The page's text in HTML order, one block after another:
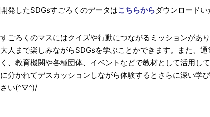
開発したSDGsすごろくのデータはこちらからダウンロードい
すごろくのマスにはクイズや行動につながるミッションがあ
大人まで楽しみながらSDGsを学ぶことかできます。また、
く、教育機関や各種団体、イベントなどで教材として活用し
に分かれてデスカッションしながら体験するとさらに深い学
さい(^▽^)/